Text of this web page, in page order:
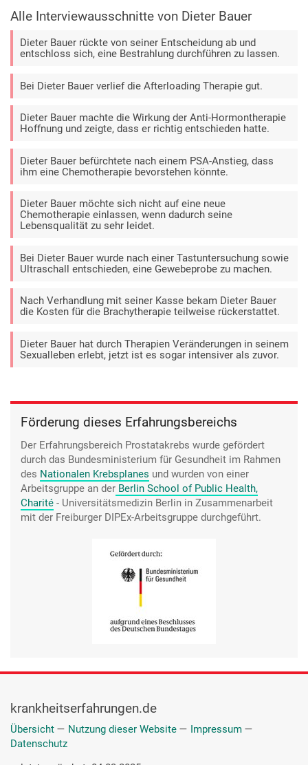
Alle Interviewausschnitte von Dieter Bauer
Dieter Bauer rückte von seiner Entscheidung ab und
entschloss sich, eine Bestrahlung durchführen zu lassen.
Bei Dieter Bauer verlief die Afterloading Therapie gut.
Dieter Bauer machte die Wirkung der Anti-Hormontherapie
Hoffnung und zeigte, dass er richtig entschieden hatte.
Dieter Bauer befürchtete nach einem PSA-Anstieg, dass
ihm eine Chemotherapie bevorstehen könnte.
Dieter Bauer möchte sich nicht auf eine neue
Chemotherapie einlassen, wenn dadurch seine
Lebensqualität zu sehr leidet.
Bei Dieter Bauer wurde nach einer Tastuntersuchung sowie
Ultraschall entschieden, eine Gewebeprobe zu machen.
Nach Verhandlung mit seiner Kasse bekam Dieter Bauer
die Kosten für die Brachytherapie teilweise rückerstattet.
Dieter Bauer hat durch Therapien Veränderungen in seinem
Sexualleben erlebt, jetzt ist es sogar intensiver als zuvor.
Förderung dieses Erfahrungsbereichs
Der Erfahrungsbereich Prostatakrebs wurde gefördert
durch das Bundesministerium für Gesundheit im Rahmen
des Nationalen Krebsplanes und wurden von einer
Arbeitsgruppe an der Berlin School of Public Health,
Charité - Universitätsmedizin Berlin in Zusammenarbeit
mit der Freiburger DIPEx-Arbeitsgruppe durchgeführt.
krankheitserfahrungen.de
Übersicht — Nutzung dieser Website — Impressum —
Datenschutz